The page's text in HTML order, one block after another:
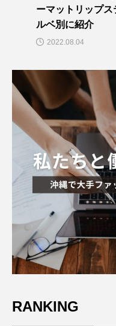
ーマットリップ
ルベ別に紹介
2022.08.04
RANKING